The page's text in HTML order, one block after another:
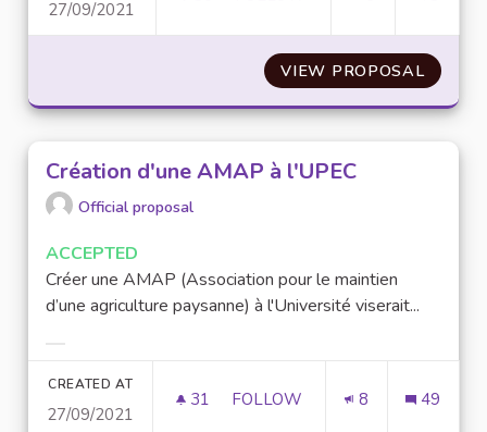
27/09/2021
VIEW PROPOSAL
Création d'une AMAP à l'UPEC
Official proposal
ACCEPTED
Créer une AMAP (Association pour le maintien
d’une agriculture paysanne) à l'Université viserait...
CREATED AT
27/09/2021
31 31 FOLLOWERS
FOLLOW 8 49